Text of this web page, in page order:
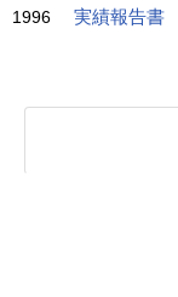
1996 実績報告書